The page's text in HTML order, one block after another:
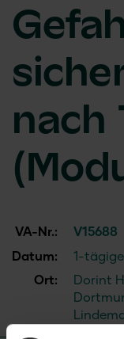
nach
VA-Nr.:
V15688
Datum:
1-
Ort:
Dorint